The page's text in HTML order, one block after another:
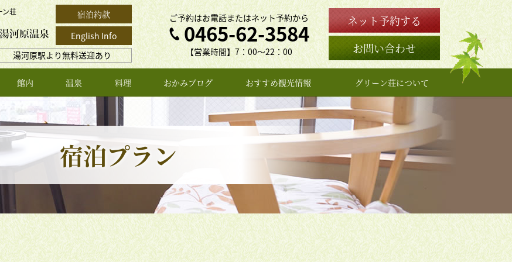
ン荘
湯河原駅より無料送迎あり
宿泊約款
English Info
ご予約はお電話またはネット予約から
0465-62-3584
【営業時間】7：00〜22：00
ネット予約する
お問い合わせ
館内 温泉 料理 おかみブログ おすすめ観光情報 グリーン荘について
女将のプロフィール
よくある質問
アクセス
旅館概要
お問い合わせ
宿泊プラン